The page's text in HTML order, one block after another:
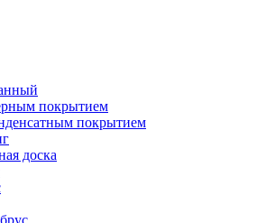
покрытием
покрытием
доска